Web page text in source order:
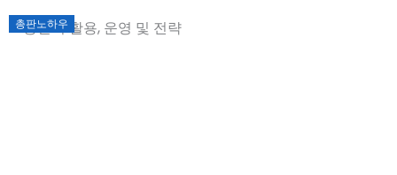
총판노하우
Posted
on